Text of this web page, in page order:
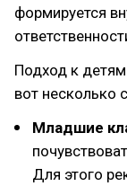
формируется
Подход к детям
вот несколько
Младшие
Для этого